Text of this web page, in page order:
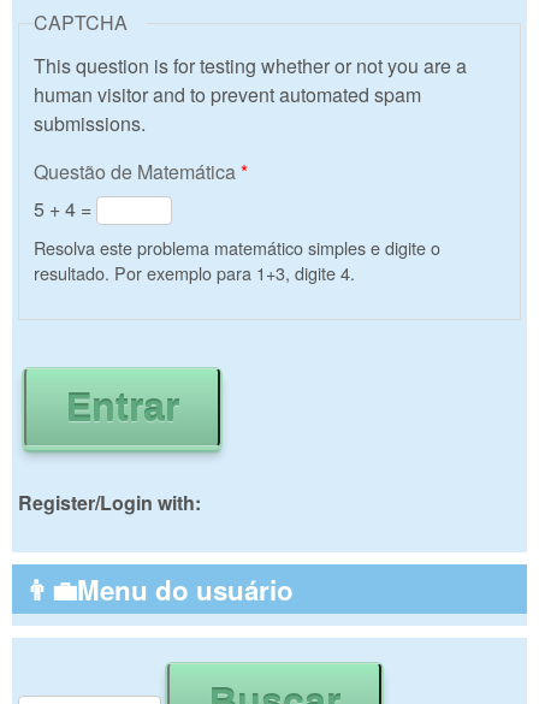
CAPTCHA
This question is for testing whether or not you are a
human visitor and to prevent automated spam
submissions.
Questão de Matemática*
5 + 4 =
Resolva este problema matemático simples e digite o
resultado. Por exemplo para 1+3, digite 4.
Register/Login with:
👨‍💼Menu do usuário
Formulário de busca